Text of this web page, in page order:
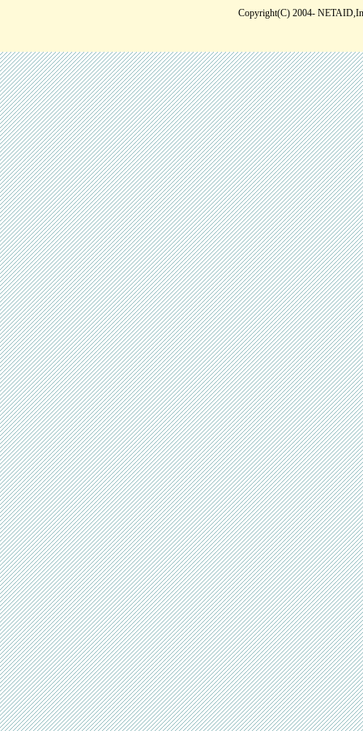
Copyright(C) 2004-